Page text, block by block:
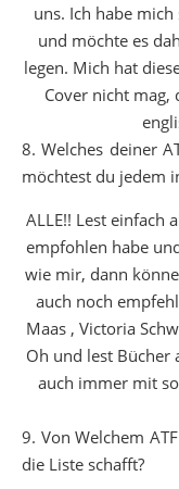
uns. Ich habe
und möchte es
legen. Mich hat
Cover nicht mag,
8. Welches deiner
möchtest du jedem
ALLE!! Lest einfach
empfohlen habe
wie mir, dann
auch noch
Maas , Victoria
Oh und lest Bücher
auch immer mit
9. Von Welchem
die Liste schafft?